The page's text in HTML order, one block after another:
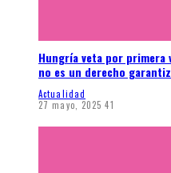
Hungría veta por primera
no es un derecho
Actualidad
27 mayo, 2025 41